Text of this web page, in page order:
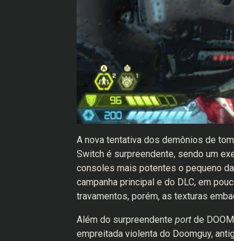
A nova tentativa dos demônios de
Switch é surpreendente, sendo um
consoles mais potentes o pequeno
campanha principal e do DLC, em
travamentos, porém, as texturas
Além do surpreendente port de
empreitada violenta do Doomguy,